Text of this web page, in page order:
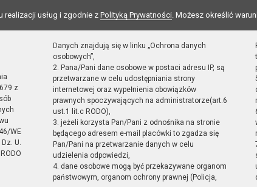
usług i zgodnie z Polityką Prywatności. Możesz określić
z
WE
U.
Danych znajdują się w linku „Ochrona danych
osobowych”,
2. Pana/Pani dane osobowe w postaci adresu IP, są
przetwarzane w celu udostępniania strony
internetowej oraz wypełnienia obowiązków
prawnych spoczywających na administratorze(art.6
ust.1 lit.c RODO),
3. jeżeli korzysta Pan/Pani z odnośnika na stronie
będącego adresem e-mail placówki to zgadza się
Pan/Pani na przetwarzanie danych w celu
udzielenia odpowiedzi,
4. dane osobowe mogą być przekazywane organom
państwowym, organom ochrony prawnej (Policja,